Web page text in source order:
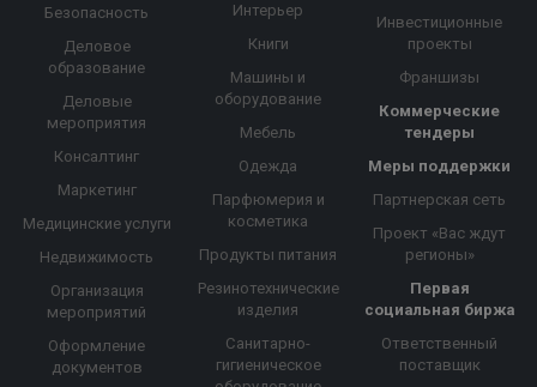
Безопасность
Деловое
образование
Деловые
мероприятия
Консалтинг
Маркетинг
Медицинские услуги
Недвижимость
Организация
мероприятий
Оформление
документов
Интерьер
Книги
Машины и
оборудование
Мебель
Одежда
Парфюмерия и
косметика
Продукты питания
Резинотехнические
изделия
Санитарно-
гигиеническое
Инвестиционные
проекты
Франшизы
Коммерческие
тендеры
Меры поддержки
Партнерская сеть
Проект «Вас ждут
регионы»
Первая
социальная биржа
Ответственный
поставщик